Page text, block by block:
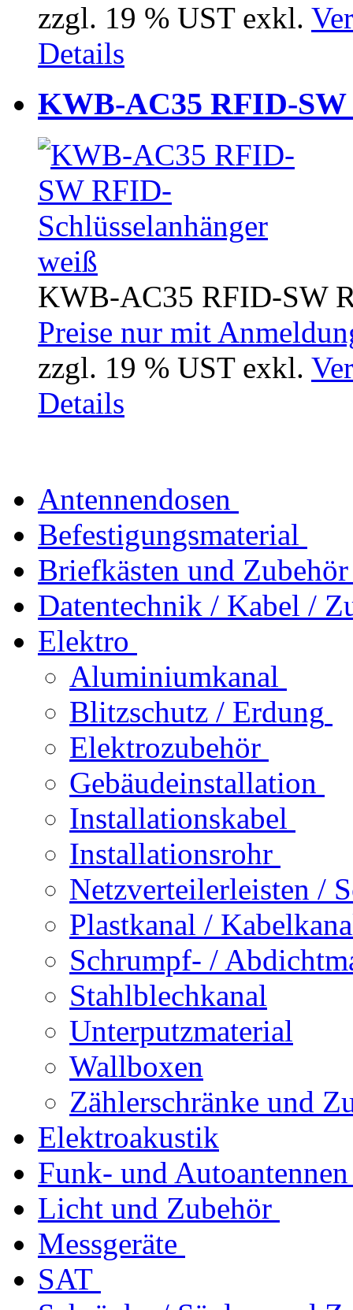
zzgl. 19 % UST exkl.
Details
KWB-AC35 RFID-SW
KWB-AC35 RFID-SW
Preise nur mit
zzgl. 19 % UST exkl.
Details
Antennendosen
Befestigungsmaterial
Briefkästen und Zubehör
Datentechnik / Kabel /
Elektro
Aluminiumkanal
Blitzschutz / Erdung
Elektrozubehör
Gebäudeinstallation
Installationskabel
Installationsrohr
Netzverteilerleisten /
Plastkanal /
Schrumpf- /
Stahlblechkanal
Unterputzmaterial
Wallboxen
Zählerschränke und
Elektroakustik
Funk- und Autoantennen
Licht und Zubehör
Messgeräte
SAT